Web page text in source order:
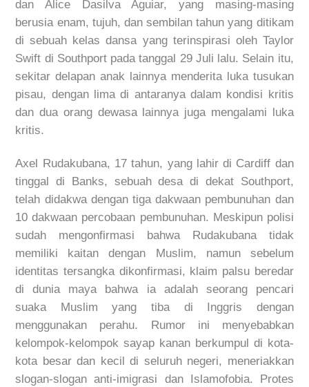
dan Alice Dasilva Aguiar, yang masing-masing
berusia enam, tujuh, dan sembilan tahun yang ditikam
di sebuah kelas dansa yang terinspirasi oleh Taylor
Swift di Southport pada tanggal 29 Juli lalu. Selain itu,
sekitar delapan anak lainnya menderita luka tusukan
pisau, dengan lima di antaranya dalam kondisi kritis
dan dua orang dewasa lainnya juga mengalami luka
kritis.
Axel Rudakubana, 17 tahun, yang lahir di Cardiff dan
tinggal di Banks, sebuah desa di dekat Southport,
telah didakwa dengan tiga dakwaan pembunuhan dan
10 dakwaan percobaan pembunuhan. Meskipun polisi
sudah mengonfirmasi bahwa Rudakubana tidak
memiliki kaitan dengan Muslim, namun sebelum
identitas tersangka dikonfirmasi, klaim palsu beredar
di dunia maya bahwa ia adalah seorang pencari
suaka Muslim yang tiba di Inggris dengan
menggunakan perahu. Rumor ini menyebabkan
kelompok-kelompok sayap kanan berkumpul di kota-
kota besar dan kecil di seluruh negeri, meneriakkan
slogan-slogan anti-imigrasi dan Islamofobia. Protes